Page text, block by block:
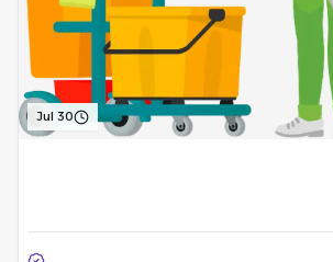
Jul 30